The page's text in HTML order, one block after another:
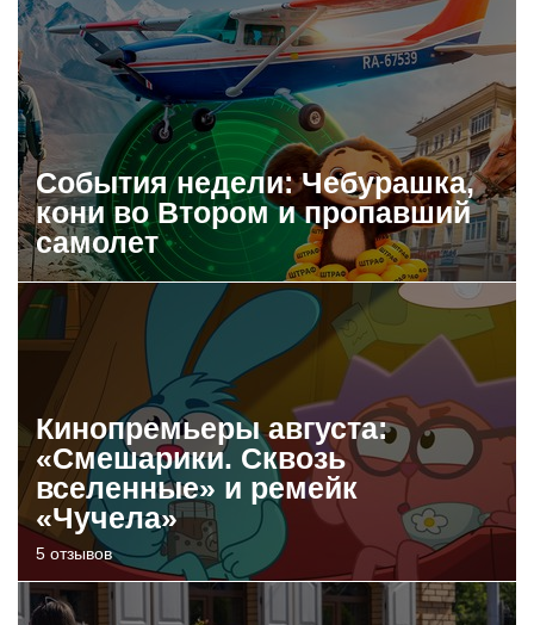
События недели: Чебурашка,
кони во Втором и пропавший
самолет
Кинопремьеры августа:
«Смешарики. Сквозь
вселенные» и ремейк
«Чучела»
5 отзывов